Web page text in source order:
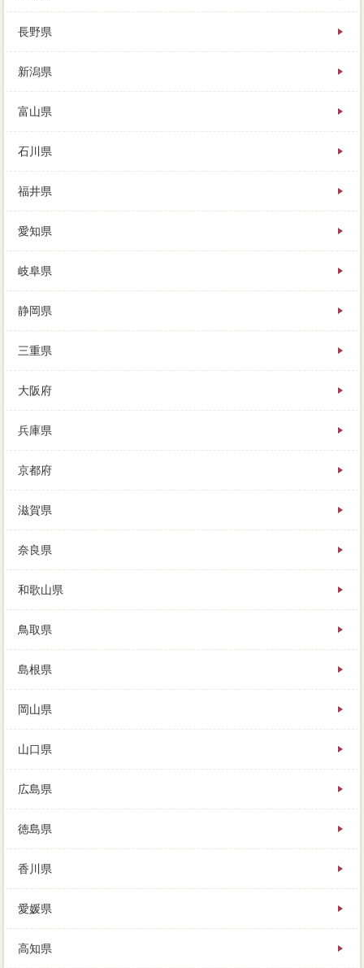
長野県
新潟県
富山県
石川県
福井県
愛知県
岐阜県
静岡県
三重県
大阪府
兵庫県
京都府
滋賀県
奈良県
和歌山県
鳥取県
島根県
岡山県
山口県
広島県
徳島県
香川県
愛媛県
高知県